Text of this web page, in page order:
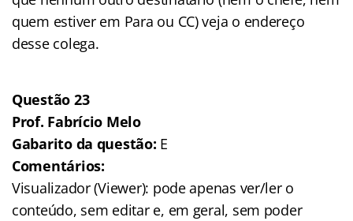
quem estiver em Para ou CC) veja o endereço
desse colega.
Questão 23
Prof. Fabrício Melo
Gabarito da questão: E
Comentários:
Visualizador (Viewer): pode apenas ver/ler o
conteúdo, sem editar e, em geral, sem poder